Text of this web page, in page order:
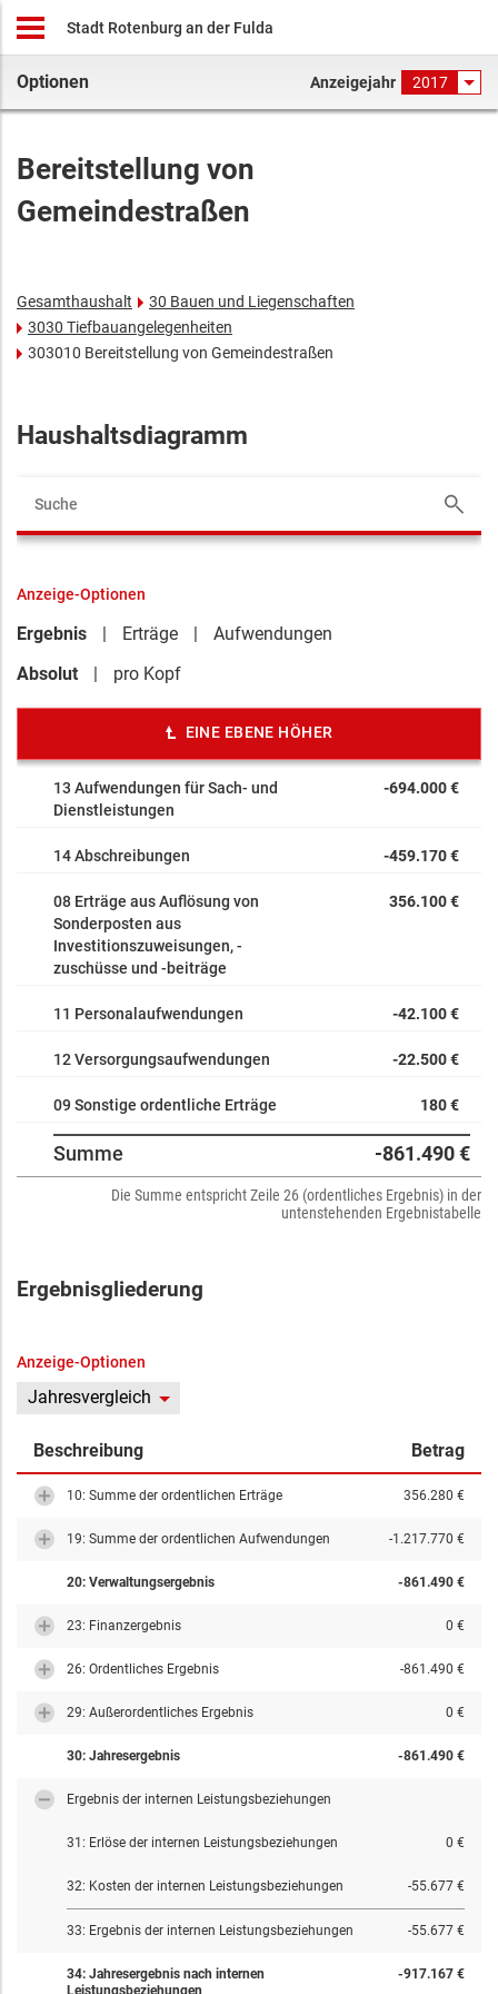
Stadt Rotenburg an der Fulda
Optionen Anzeigejahr 2017
Bereitstellung von
Gemeindestraßen
Gesamthaushalt
30 Bauen und Liegenschaften
3030 Tiefbauangelegenheiten
303010 Bereitstellung von Gemeindestraßen
Haushaltsdiagramm
Anzeige-Optionen
Ergebnis Erträge
Aufwendungen
Absolut
pro Kopf
EINE EBENE HÖHER
13 Aufwendungen für Sach- und
Dienstleistungen
-694.000 €
14 Abschreibungen -459.170 €
08 Erträge aus Auflösung von
Sonderposten aus
Investitionszuweisungen, -
zuschüsse und -beiträge
356.100 €
11 Personalaufwendungen -42.100 €
12 Versorgungsaufwendungen -22.500 €
09 Sonstige ordentliche Erträge 180 €
Summe -861.490 €
Die Summe entspricht Zeile 26 (ordentliches Ergebnis) in der
untenstehenden Ergebnistabelle
Ergebnisgliederung
Anzeige-Optionen
Jahresvergleich
Beschreibung Betrag
10: Summe der ordentlichen Erträge 356.280 €
19: Summe der ordentlichen Aufwendungen -1.217.770 €
20: Verwaltungsergebnis -861.490 €
23: Finanzergebnis 0 €
26: Ordentliches Ergebnis -861.490 €
29: Außerordentliches Ergebnis 0 €
30: Jahresergebnis -861.490 €
Ergebnis der internen Leistungsbeziehungen
31: Erlöse der internen Leistungsbeziehungen 0 €
32: Kosten der internen Leistungsbeziehungen -55.677 €
33: Ergebnis der internen Leistungsbeziehungen -55.677 €
34: Jahresergebnis nach internen
Leistungsbeziehungen
-917.167 €